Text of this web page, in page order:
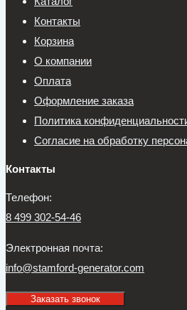
Контакты
Корзина
О компании
Оплата
Оформление заказа
Политика
Согласие на обработку
Контакты
Телефон:
8 499 302-54-46
Электронная почта:
info@stamford-generator.com
Заказать звонок